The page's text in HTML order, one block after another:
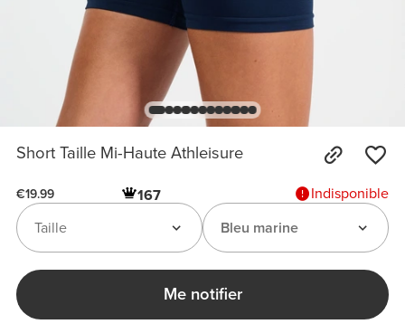
Short Taille Mi-Haute Athleisure
€19.99 167
Indisponible
Bleu marine
Taille
Me notifier